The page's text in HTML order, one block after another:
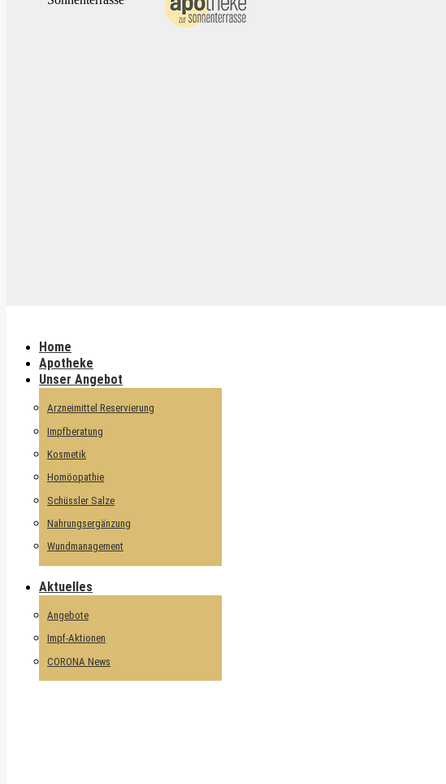
Home
Apotheke
Unser Angebot
Arzneimittel Reservierung
Impfberatung
Kosmetik
Homöopathie
Schüssler Salze
Nahrungsergänzung
Wundmanagement
Aktuelles
Angebote
Impf-Aktionen
CORONA News